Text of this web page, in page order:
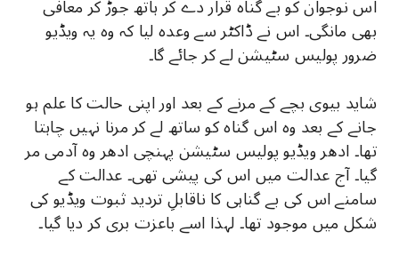
اس نوجوان کو بے گناہ قرار دے کر ہاتھ جوڑ کر معافی
بھی مانگی۔ اس نے ڈاکٹر سے وعدہ لیا کہ وہ یہ ویڈیو
ضرور پولیس سٹیشن لے کر جائے گا۔
شاید بیوی بچے کے مرنے کے بعد اور اپنی حالت کا علم ہو
جانے کے بعد وہ اس گناہ کو ساتھ لے کر مرنا نہیں چاہتا
تھا۔ ادھر ویڈیو پولیس سٹیشن پہنچی ادھر وہ آدمی مر
گیا۔ آج عدالت میں اس کی پیشی تھی۔ عدالت کے
سامنے اس کی بے گناہی کا ناقابلِ تردید ثبوت ویڈیو کی
شکل میں موجود تھا۔ لہذا اسے باعزت بری کر دیا گیا۔